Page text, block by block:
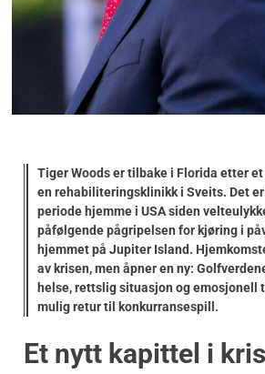
Tiger Woods er tilbake i Florida etter
en rehabiliteringsklinikk i Sveits. Det
periode hjemme i USA siden
påfølgende pågripelsen for kjøring i
hjemmet på Jupiter Island.
av krisen, men åpner en ny:
helse, rettslig situasjon og emosjonell
mulig retur til konkurransespill.
Et nytt kapittel i